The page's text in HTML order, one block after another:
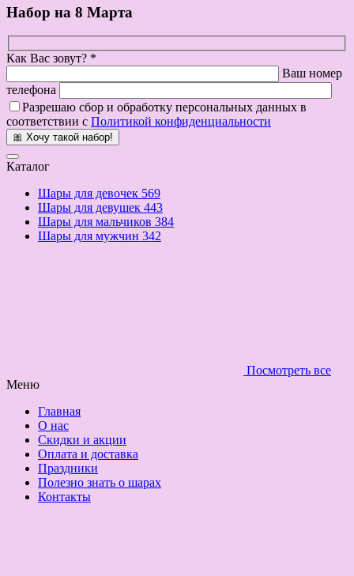
Набор на 8 Марта
Как Вас зовут? *
Ваш номер
телефона
Разрешаю сбор и обработку персональных данных в
соответствии с Политикой конфиденциальности
🎀 Хочу такой набор!
Каталог
Шары для девочек 569
Шары для девушек 443
Шары для мальчиков 384
Шары для мужчин 342
Посмотреть все
Меню
Главная
О нас
Скидки и акции
Оплата и доставка
Праздники
Полезно знать о шарах
Контакты